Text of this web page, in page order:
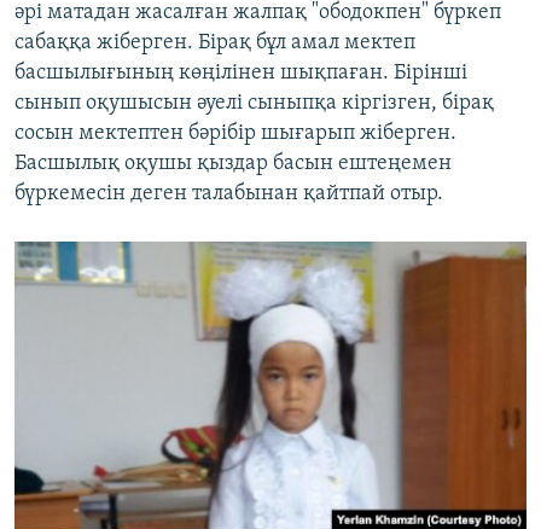
әрі матадан жасалған жалпақ "ободокпен" бүркеп
сабаққа жіберген. Бірақ бұл амал мектеп
басшылығының көңілінен шықпаған. Бірінші
сынып оқушысын әуелі сыныпқа кіргізген, бірақ
сосын мектептен бәрібір шығарып жіберген.
Басшылық оқушы қыздар басын ештеңемен
бүркемесін деген талабынан қайтпай отыр.